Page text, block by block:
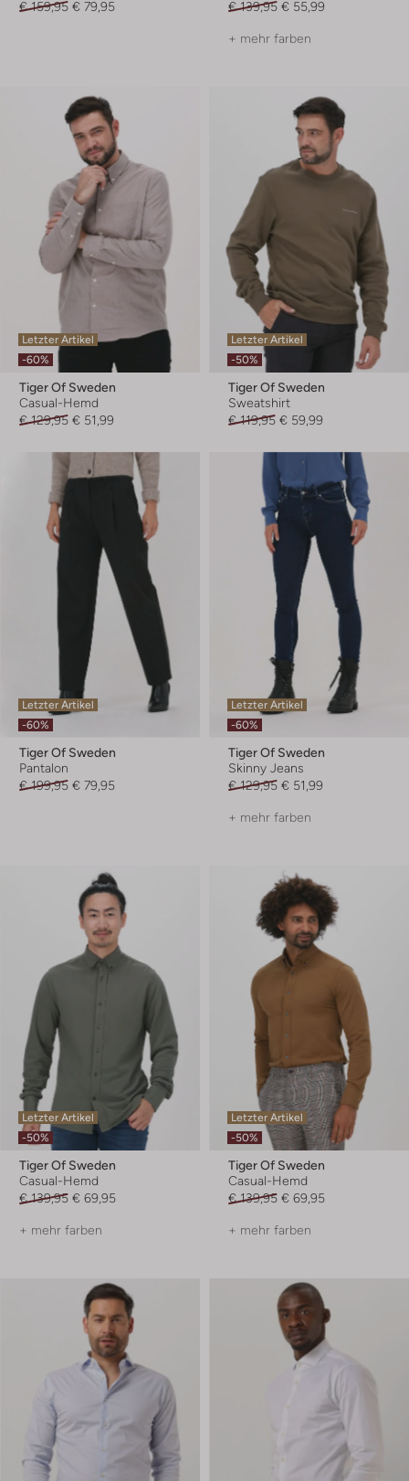
€ 159,95 € 79,95 € 139,95 € 55,99
+ mehr farben
Letzter Artikel
-60%
Tiger Of Sweden
Casual-Hemd
€ 129,95 € 51,99
Letzter Artikel
-50%
Tiger Of Sweden
Sweatshirt
€ 119,95 € 59,99
Letzter Artikel
-60%
Tiger Of Sweden
Pantalon
€ 199,95 € 79,95
Letzter Artikel
-60%
Tiger Of Sweden
Skinny Jeans
€ 129,95 € 51,99
+ mehr farben
Letzter Artikel
-50%
Tiger Of Sweden
Casual-Hemd
€ 139,95 € 69,95
+ mehr farben
Letzter Artikel
-50%
Tiger Of Sweden
Casual-Hemd
€ 139,95 € 69,95
+ mehr farben